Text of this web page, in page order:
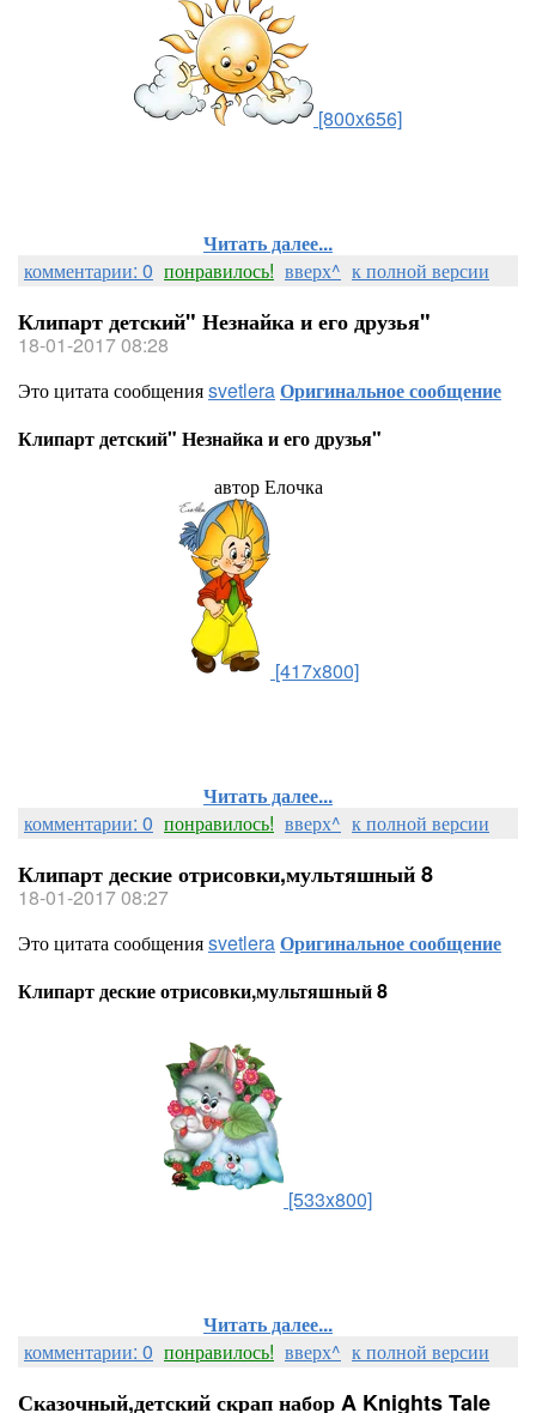
[800x656]
Читать далее...
комментарии: 0 понравилось! вверх^ к полной версии
Клипарт детский" Незнайка и его друзья"
18-01-2017 08:28
Это цитата сообщенияsvetleraОригинальное сообщение
Клипарт детский" Незнайка и его друзья"
автор Елочка
[417x800]
Читать далее...
комментарии: 0 понравилось! вверх^ к полной версии
Клипарт деские отрисовки,мультяшный 8
18-01-2017 08:27
Это цитата сообщенияsvetleraОригинальное сообщение
Клипарт деские отрисовки,мультяшный 8
[533x800]
Читать далее...
комментарии: 0 понравилось! вверх^ к полной версии
Сказочный,детский скрап набор A Knights Tale